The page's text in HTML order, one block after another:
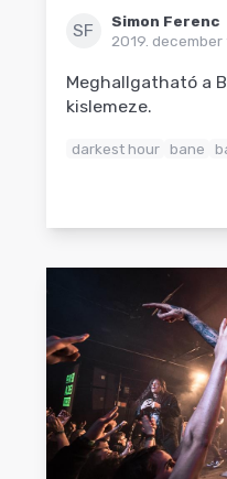
SF
Simon Ferenc
2019. december
Meghallgatható a
kislemeze.
darkest hour bane